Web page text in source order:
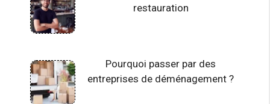
restauration
Pourquoi passer par des
entreprises de déménagement ?